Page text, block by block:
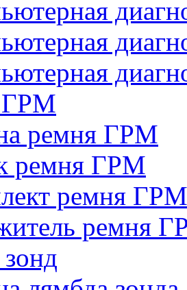
ГРМ
ремня ГРМ
ремня ГРМ
ремня ГРМ
ремня